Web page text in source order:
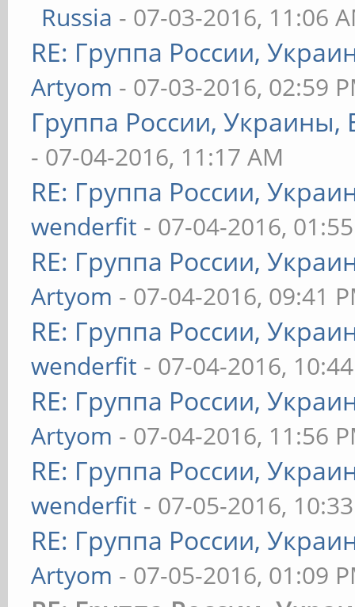
Russia - 07-03-2016, 11:06
RE: Группа России,
Artyom - 07-03-2016, 02:59
Группа России, Украины,
- 07-04-2016, 11:17 AM
RE: Группа России,
wenderfit - 07-04-2016,
RE: Группа России,
Artyom - 07-04-2016, 09:41
RE: Группа России,
wenderfit - 07-04-2016,
RE: Группа России,
Artyom - 07-04-2016, 11:56
RE: Группа России,
wenderfit - 07-05-2016,
RE: Группа России,
Artyom - 07-05-2016, 01:09